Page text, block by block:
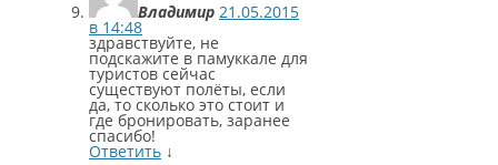
Владимир 21.05.2015
в 14:48
здравствуйте, не
подскажите в памуккале для
туристов сейчас
существуют полёты, если
да, то сколько это стоит и
где бронировать, заранее
спасибо!
Ответить ↓